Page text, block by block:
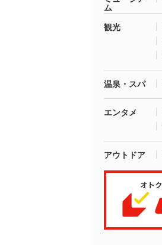
ム
観光
温泉・スパ
エンタメ
アウトドア